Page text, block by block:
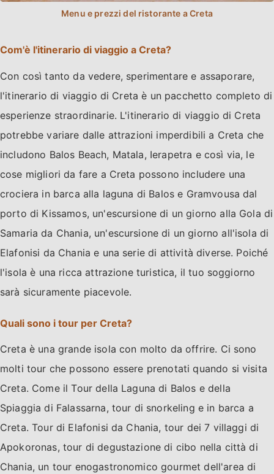
Com'è l'itinerario di viaggio a Creta?
Con così tanto da vedere, sperimentare e assaporare,
l'itinerario di viaggio di Creta è un pacchetto completo di
esperienze straordinarie. L'itinerario di viaggio di Creta
potrebbe variare dalle attrazioni imperdibili a Creta che
includono Balos Beach, Matala, Ierapetra e così via, le
cose migliori da fare a Creta possono includere una
crociera in barca alla laguna di Balos e Gramvousa dal
porto di Kissamos, un'escursione di un giorno alla Gola di
Samaria da Chania, un'escursione di un giorno all'isola di
Elafonisi da Chania e una serie di attività diverse. Poiché
l'isola è una ricca attrazione turistica, il tuo soggiorno
sarà sicuramente piacevole.
Quali sono i tour per Creta?
Creta è una grande isola con molto da offrire. Ci sono
molti tour che possono essere prenotati quando si visita
Creta. Come il Tour della Laguna di Balos e della
Spiaggia di Falassarna, tour di snorkeling e in barca a
Creta. Tour di Elafonisi da Chania, tour dei 7 villaggi di
Apokoronas, tour di degustazione di cibo nella città di
Chania, un tour enogastronomico gourmet dell'area di